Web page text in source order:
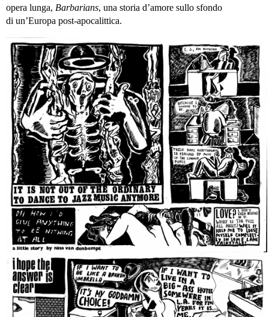
opera lunga, Barbarians, una storia d’amore sullo sfondo
di un’Europa post-apocalittica.